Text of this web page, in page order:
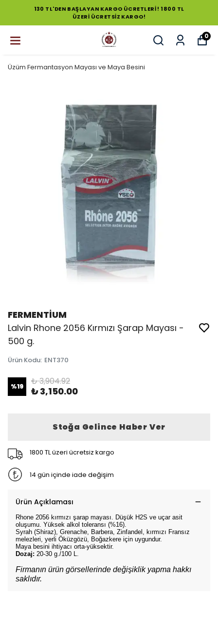
130 TL'DEN BAŞLAYAN KARGO ÜCRETLERİ ! 1800 TL
ÜZERİ ÜCRETSİZ KARGO!
0
Üzüm Fermantasyon Mayası ve Maya Besini
FERMENTİUM
Lalvin Rhone 2056 Kırmızı Şarap Mayası -
500 g.
Ürün Kodu: ENT370
%19 ₺ 3,904.92
₺ 3,150.00
Stoğa Gelince Haber Ver
1800 TL üzeri ücretsiz kargo
14 gün içinde iade değişim
Ürün Açıklaması
Rhone 2056 kırmızı şarap mayası. Düşük H2S ve uçar asit
oluşumu. Yüksek alkol toleransı (%16).
Syrah (Shiraz), Grenache, Barbera, Zinfandel, kırmızı Fransız
melezleri, yerli Öküzgözü, Boğazkere için uygundur.
Maya besini ihtiyacı orta-yüksektir.
Dozaj: 20-30 g./100 L.
Firmanın ürün görsellerinde değişiklik yapma hakkı
saklıdır.